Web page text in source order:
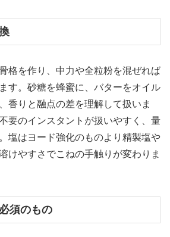
格を作り、中力や全粒粉を混ぜれば
す。砂糖を蜂蜜に、バターをオイル
香りと融点の差を理解して扱いま
要のインスタントが扱いやすく、量
塩はヨード強化のものより精製塩や
けやすさでこねの手触りが変わりま
須のもの